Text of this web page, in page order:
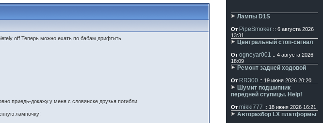
off Теперь можно ехать по бабам дрифтить.
докажу.у меня с словянске друзья погибли
лампочку!
Лампы D1S
От PipeSmoker :: 6 августа 2026
13:31
Центральный стоп-сигнал
От ogneyar001 :: 4 августа 2026
18:09
Ремонт задней ходовой
От RR300 :: 19 июня 2026 20:20
Шумит подшипник
передней ступицы. Help!
От mikki777 :: 18 июня 2026 16:21
Авторазбор LX платформы